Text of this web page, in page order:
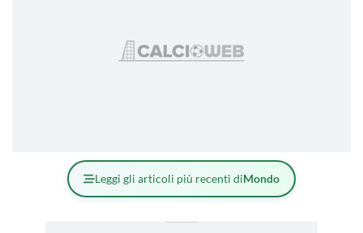
Leggi gli articoli più recenti diMondo